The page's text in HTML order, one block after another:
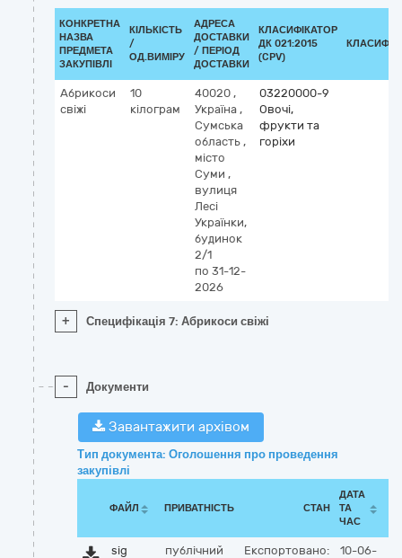
КОНКРЕТНА
НАЗВА
ПРЕДМЕТА
ЗАКУПІВЛІ
КІЛЬКІСТЬ
/
ОД.ВИМІРУ
АДРЕСА
ДОСТАВКИ
/ ПЕРІОД
ДОСТАВКИ
КЛАСИФІКАТОР
ДК 021:2015
(CPV)
Абрикоси
свіжі
10
кілограм
40020 ,
Україна ,
Сумська
область ,
місто
Суми ,
вулиця
Лесі
Українки,
будинок
2/1
по 31-12-
2026
03220000-9
Овочі,
фрукти та
горіхи
+ Специфікація 7: Абрикоси свіжі
- Документи
Завантажити архівом
Тип документа: Оголошення про проведення
закупівлі
ФАЙЛ ПРИВАТНІСТЬ СТАН
ДАТА
ТА
ЧАС
sig
публічний Експортовано:
10-06-